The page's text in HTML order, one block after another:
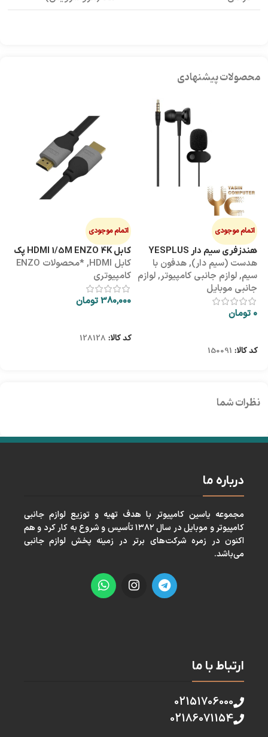
محصولات پیشنهادی
اتمام موجودی
هندزفری سیم دار YESPLUS
YS-113
هدست (سیم دار),هدفون با
سیم,لوازم جانبی کامپیوتر,لوازم
جانبی موبایل
0 تومان
کد کالا: 150091
اتمام موجودی
کابل HDMI 1/5M ENZO 4K پک
طلقی
کابل HDMI ,
*محصولات ENZO
کامپیوتری
380,000تومان
کد کالا: 128128
نظرات شما
درباره ما
مجموعه ياسين كامپيوتر با هدف تهيه و توزيع لوازم جانبی
كامپيوتر و موبايل در سال ١٣٨٢ تأسيس و شروع به كار كرد و هم
اكنون در زمره شركت‌های برتر در زمينه پخش لوازم جانبی
می‌باشد.
ارتباط با ما
02151706000
02186071154